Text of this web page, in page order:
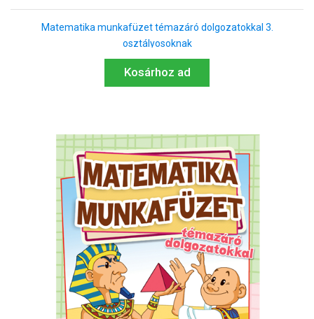
Matematika munkafüzet témazáró dolgozatokkal 3.
osztályosoknak
Kosárhoz ad